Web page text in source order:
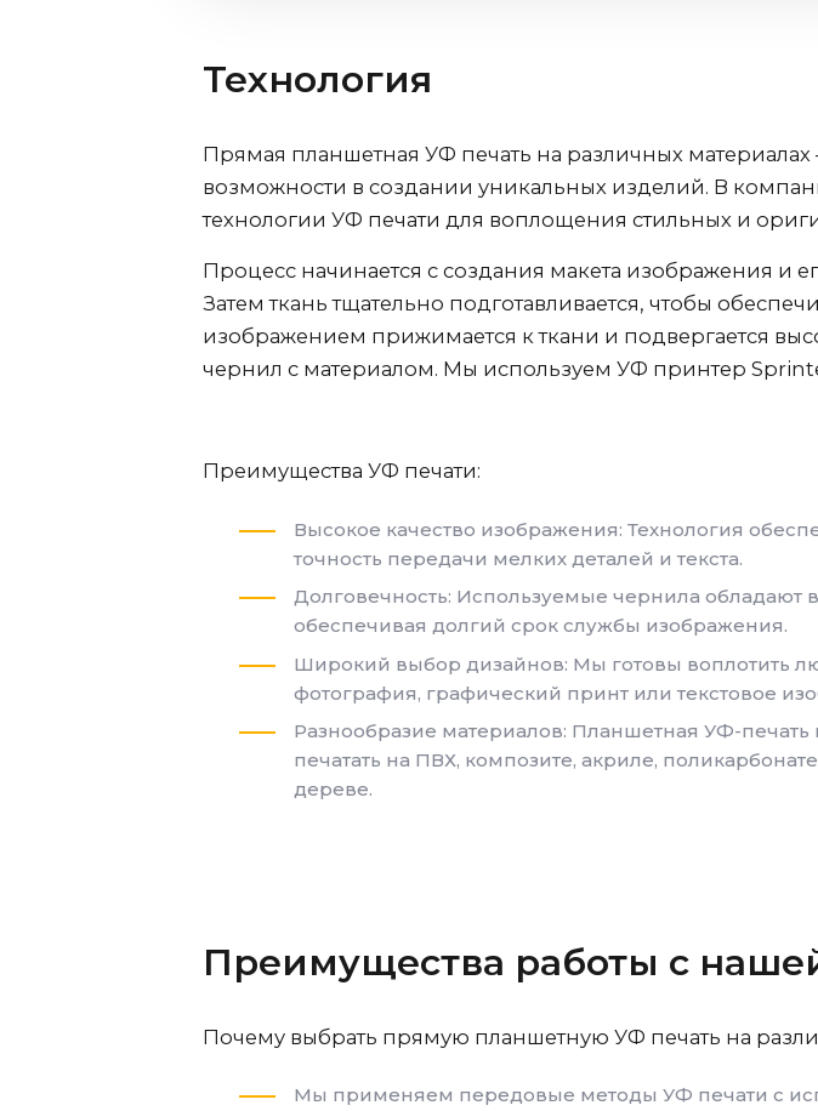
Технология
Прямая планшетная УФ печать на различных
возможности в создании уникальных изделий. В
технологии УФ печати для воплощения стильных и
Процесс начинается с создания макета изображения и
Затем ткань тщательно подготавливается, чтобы
изображением прижимается к ткани и подвергается
чернил с материалом. Мы используем УФ принтер
Преимущества УФ печати:
Высокое качество изображения: Технология
точность передачи мелких деталей и текста.
Долговечность: Используемые чернила обладают
обеспечивая долгий срок службы изображения.
Широкий выбор дизайнов: Мы готовы воплотить
фотография, графический принт или текстовое
Разнообразие материалов: Планшетная УФ-
печатать на ПВХ, композите, акриле,
дереве.
Преимущества работы с
Почему выбрать прямую планшетную УФ печать на
Мы применяем передовые методы УФ печати с